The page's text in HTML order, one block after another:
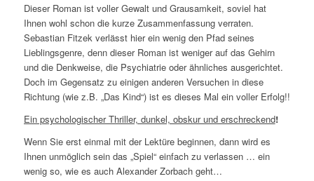
Dieser Roman ist voller Gewalt und Grausamkeit, soviel hat
Ihnen wohl schon die kurze Zusammenfassung verraten.
Sebastian Fitzek verlässt hier ein wenig den Pfad seines
Lieblingsgenre, denn dieser Roman ist weniger auf das Gehirn
und die Denkweise, die Psychiatrie oder ähnliches ausgerichtet.
Doch im Gegensatz zu einigen anderen Versuchen in diese
Richtung (wie z.B. „Das Kind“) ist es dieses Mal ein voller Erfolg!!
Ein psychologischer Thriller, dunkel, obskur und erschreckend!
Wenn Sie erst einmal mit der Lektüre beginnen, dann wird es
Ihnen unmöglich sein das „Spiel“ einfach zu verlassen … ein
wenig so, wie es auch Alexander Zorbach geht…